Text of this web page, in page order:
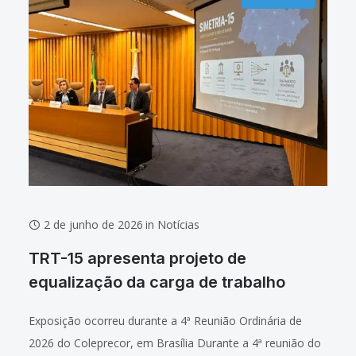
2 de junho de 2026 in Notícias
TRT-15 apresenta projeto de
equalização da carga de trabalho
Exposição ocorreu durante a 4ª Reunião Ordinária de
2026 do Coleprecor, em Brasília Durante a 4ª reunião do